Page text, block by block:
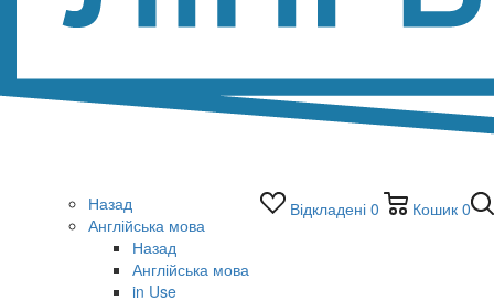
Відкладені 0 Кошик 0
Назад
Англійська мова
Назад
Англійська мова
in Use